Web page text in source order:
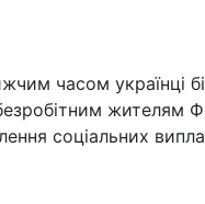
часом українці
жителям
соціальних